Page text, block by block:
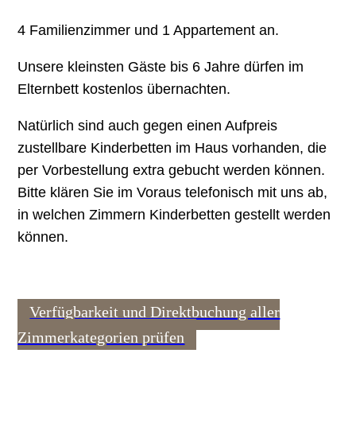
4 Familienzimmer und 1 Appartement an.
Unsere kleinsten Gäste bis 6 Jahre dürfen im
Elternbett kostenlos übernachten.
Natürlich sind auch gegen einen Aufpreis
zustellbare Kinderbetten im Haus vorhanden, die
per Vorbestellung extra gebucht werden können.
Bitte klären Sie im Voraus telefonisch mit uns ab,
in welchen Zimmern Kinderbetten gestellt werden
können.
Verfügbarkeit und Direktbuchung aller
Zimmerkategorien prüfen